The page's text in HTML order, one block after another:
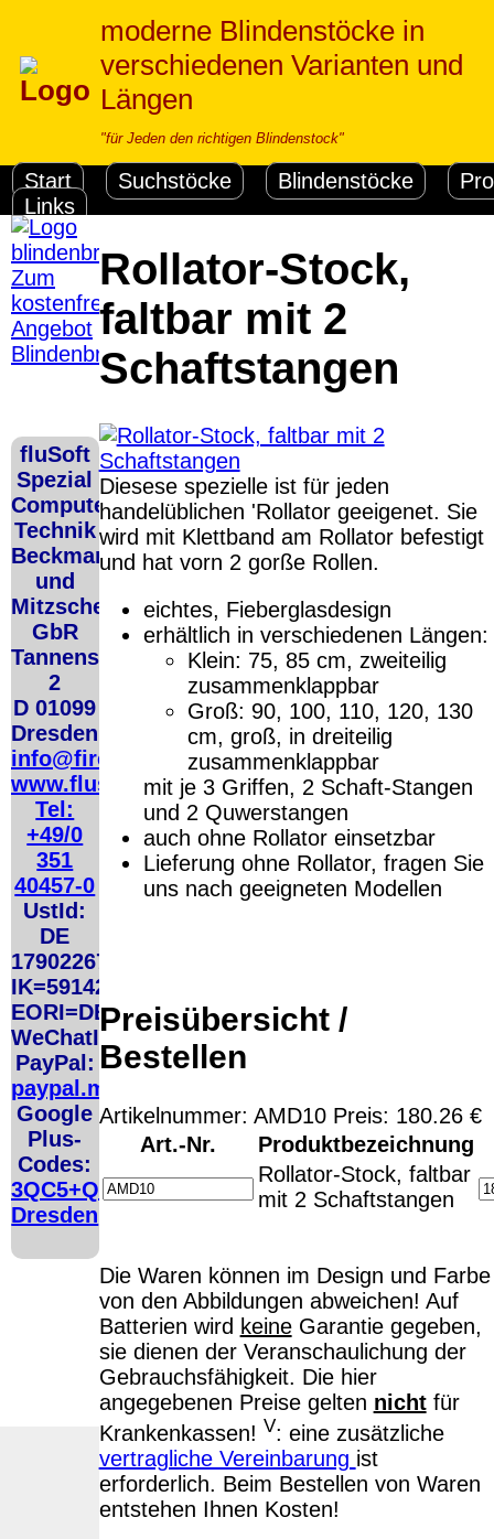
moderne Blindenstöcke in
verschiedenen Varianten und
Längen
"für Jeden den richtigen Blindenstock"
Start Suchstöcke Blindenstöcke
Links
Zum
kostenfreien
Angebot
Blindenbrief
fluSoft
Spezial
Computer
Technik
Beckmann
und
Mitzscherlich
GbR
Tannenstrasse
2
D 01099
Dresden
info@firecane.org
www.flusoft.de
Tel:
+49/0
351
40457-0
UstId:
DE
179022678
IK=591420124
EORI=DE5048206
WeChatID=flusoft
PayPal:
paypal.me/fluSoft
Google
Plus-
Codes:
3QC5+QCG
Dresden
Rollator-Stock,
faltbar mit 2
Schaftstangen
Diesese spezielle ist für jeden
handelüblichen 'Rollator geeigenet. Sie
wird mit Klettband am Rollator befestigt
und hat vorn 2 gorße Rollen.
eichtes, Fieberglasdesign
erhältlich in verschiedenen Längen:
Klein: 75, 85 cm, zweiteilig
zusammenklappbar
Groß: 90, 100, 110, 120, 130
cm, groß, in dreiteilig
zusammenklappbar
mit je 3 Griffen, 2 Schaft-Stangen
und 2 Quwerstangen
auch ohne Rollator einsetzbar
Lieferung ohne Rollator, fragen Sie
uns nach geeigneten Modellen
Preisübersicht /
Bestellen
Artikelnummer: AMD10 Preis: 180.26 €
Art.-Nr.
Produktbezeichnung
Rollator-Stock, faltbar
mit 2 Schaftstangen
Die Waren können im Design und Farbe
von den Abbildungen abweichen! Auf
Batterien wird keineGarantie gegeben,
sie dienen der Veranschaulichung der
Gebrauchsfähigkeit. Die hier
angegebenen Preise gelten nichtfür
Krankenkassen! V: eine zusätzliche
vertragliche Vereinbarung ist
erforderlich. Beim Bestellen von Waren
entstehen Ihnen Kosten!
QR Code:
Versandkosten DHL
Standard bis 5kg
Deutschland
Nachnahme: 8.95 €
Deutschland Vorkasse:
6.95 €
Deutschland PayPal:
6.95 €
EU (inkl. Schweiz)
Vorkasse: 20.00 €
PayPal: 20.00 €
Der Versand erfolgt als
versichertes Paket.
Selbstabholung vom
Büro oder von
Ausstellungen: 0.00 €
EU
Bei dieser
also
keinen
Die in diesem Dokument genannten Warenzeichen sind Eigentum
technische Änderungen vorbehalten.
letzte Änderung: 9. Mai 2026fluSoft Spezial Computer Technik
Mit einem Urteil vom 12.05.1998 - 312 O 85/98 - Haftung für Links
durch die Anbringung eines Links, die Inhalte der gelinkten Seite
verhindert werden, dass man sich ausdrücklich von diesen Inhalten
von allen Inhalten, aller gelinkten Seiten auf unserer Homepage und
Erklärung gilt für alle auf unserer Homepage angebrachten Links.
Die Europäische Kommission stellt eine Plattform zur Online-
http://ec.europa.eu/consumers/odr/
Seitenanfang
Impressum AGB Widerruf Datenschutz
große Anzeige Schließen X
Diese Website nutzt Cookies, um bestmögliche Funktionalität bieten
This website uses cookies to provide the best possible functionality.
Ok, verstanden Mehr Infos